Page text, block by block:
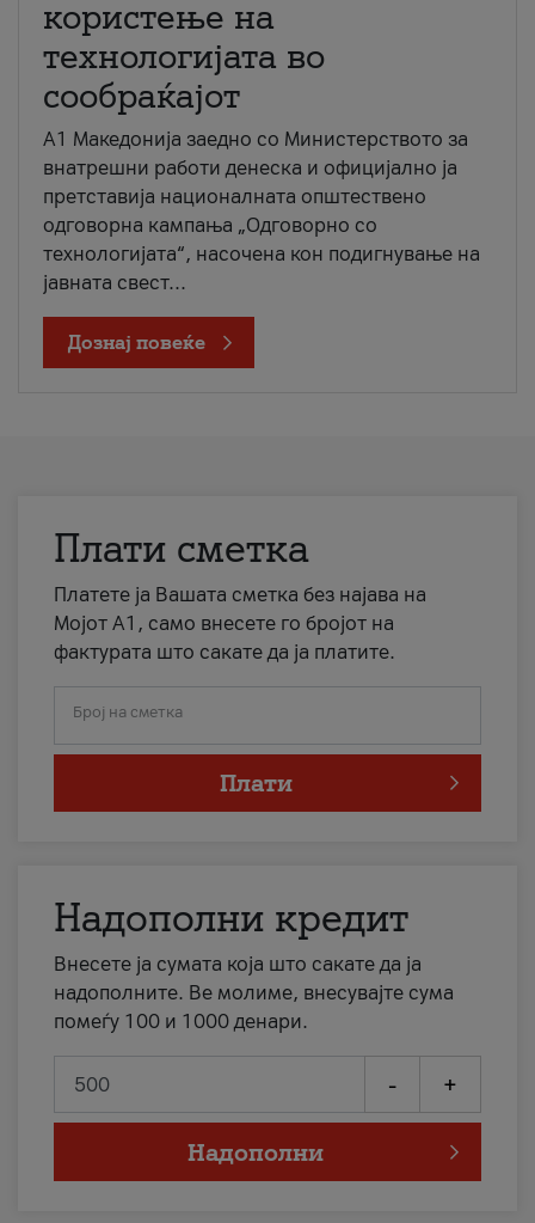
користење на
технологијата во
сообраќајот
A1 Македонија заедно со Министерството за
внатрешни работи денеска и официјално ја
претставија националната општествено
одговорна кампања „Одговорно со
технологијата“, насочена кон подигнување на
јавната свест...
Дознај повеќе
Плати сметка
Платете ја Вашата сметка без најава на
Мојот А1, само внесете го бројот на
фактурата што сакате да ја платите.
Број на сметка
Плати
Надополни кредит
Внесете ја сумата која што сакате да ја
надополните. Ве молиме, внесувајте сума
помеѓу 100 и 1000 денари.
- +
Надополни